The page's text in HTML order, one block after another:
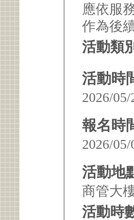
應依服
作為後
活動類
活動時
2026/
報名時
2026/
活動地
商管大
活動時